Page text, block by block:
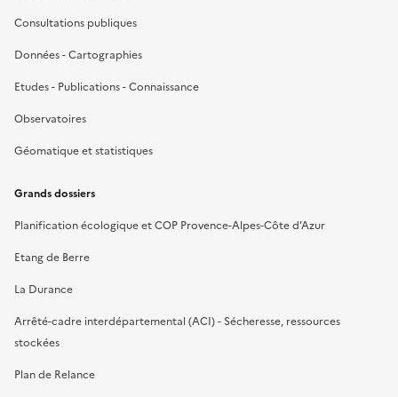
Consultations publiques
Données - Cartographies
Etudes - Publications - Connaissance
Observatoires
Géomatique et statistiques
Grands dossiers
Planification écologique et COP Provence-Alpes-Côte d’Azur
Etang de Berre
La Durance
Arrêté-cadre interdépartemental (ACI) - Sécheresse, ressources
stockées
Plan de Relance